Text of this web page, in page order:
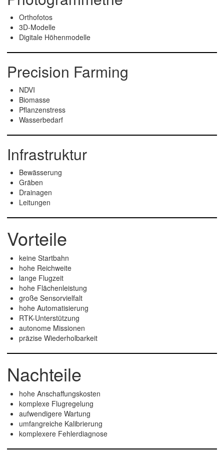
Orthofotos
3D-Modelle
Digitale Höhenmodelle
Precision Farming
NDVI
Biomasse
Pflanzenstress
Wasserbedarf
Infrastruktur
Bewässerung
Gräben
Drainagen
Leitungen
Vorteile
keine Startbahn
hohe Reichweite
lange Flugzeit
hohe Flächenleistung
große Sensorvielfalt
hohe Automatisierung
RTK-Unterstützung
autonome Missionen
präzise Wiederholbarkeit
Nachteile
hohe Anschaffungskosten
komplexe Flugregelung
aufwendigere Wartung
umfangreiche Kalibrierung
komplexere Fehlerdiagnose